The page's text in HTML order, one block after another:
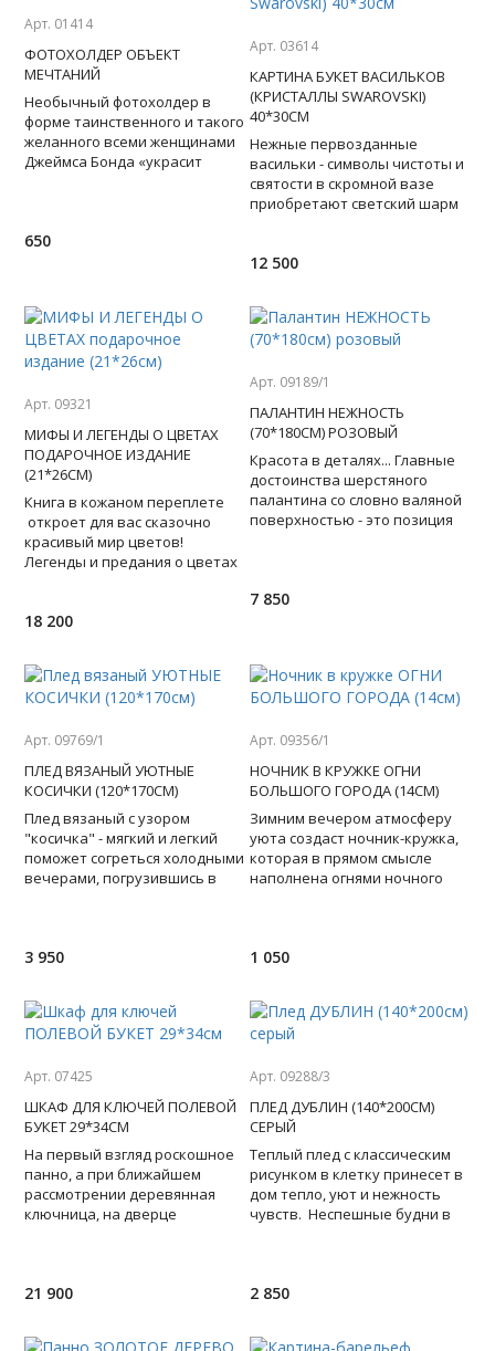
Арт. 01414
ФОТОХОЛДЕР ОБЪЕКТ
МЕЧТАНИЙ
Необычный фотохолдер в
форме таинственного и такого
желанного всеми женщинами
Джеймса Бонда «украсит
650
Арт. 03614
КАРТИНА БУКЕТ ВАСИЛЬКОВ
(КРИСТАЛЛЫ SWAROVSKI)
40*30СМ
Нежные первозданные
васильки - символы чистоты и
святости в скромной вазе
приобретают светский шарм
12 500
Арт. 09321
МИФЫ И ЛЕГЕНДЫ О ЦВЕТАХ
ПОДАРОЧНОЕ ИЗДАНИЕ
(21*26СМ)
Книга в кожаном переплете
откроет для вас сказочно
красивый мир цветов!
Легенды и предания о цветах
18 200
Арт. 09189/1
ПАЛАНТИН НЕЖНОСТЬ
(70*180СМ) РОЗОВЫЙ
Красота в деталях... Главные
достоинства шерстяного
палантина со словно валяной
поверхностью - это позиция
7 850
Арт. 09769/1
ПЛЕД ВЯЗАНЫЙ УЮТНЫЕ
КОСИЧКИ (120*170СМ)
Плед вязаный с узором
"косичка" - мягкий и легкий
поможет согреться холодными
вечерами, погрузившись в
3 950
Арт. 09356/1
НОЧНИК В КРУЖКЕ ОГНИ
БОЛЬШОГО ГОРОДА (14СМ)
Зимним вечером атмосферу
уюта создаст ночник-кружка,
которая в прямом смысле
наполнена огнями ночного
1 050
Арт. 07425
ШКАФ ДЛЯ КЛЮЧЕЙ ПОЛЕВОЙ
БУКЕТ 29*34СМ
На первый взгляд роскошное
панно, а при ближайшем
рассмотрении деревянная
ключница, на дверце
21 900
Арт. 09288/3
ПЛЕД ДУБЛИН (140*200СМ)
СЕРЫЙ
Теплый плед с классическим
рисунком в клетку принесет в
дом тепло, уют и нежность
чувств. Неспешные будни в
2 850